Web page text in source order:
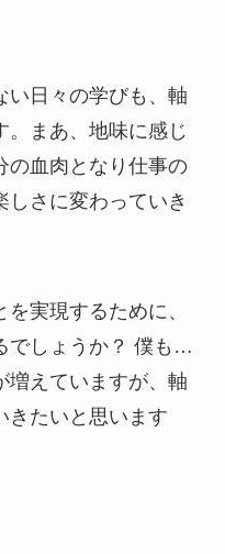
い日々の学びも、軸
。まあ、地味に感じ
の血肉となり仕事の
しさに変わっていき
実現するために、
でしょうか？ 僕も…
増えていますが、軸
きたいと思います